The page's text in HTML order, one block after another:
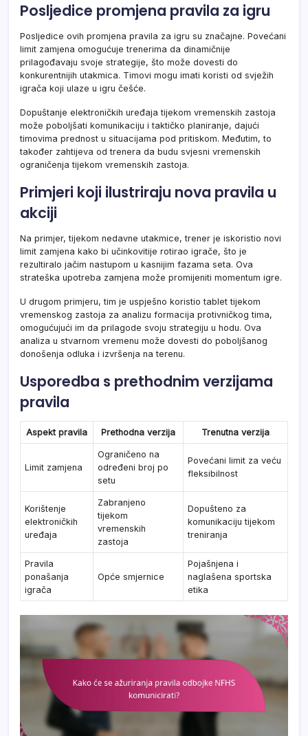
Posljedice promjena pravila za igru
Posljedice ovih promjena pravila za igru su značajne. Povećani
limit zamjena omogućuje trenerima da dinamičnije
prilagođavaju svoje strategije, što može dovesti do
konkurentnijih utakmica. Timovi mogu imati koristi od svježih
igrača koji ulaze u igru češće.
Dopuštanje elektroničkih uređaja tijekom vremenskih zastoja
može poboljšati komunikaciju i taktičko planiranje, dajući
timovima prednost u situacijama pod pritiskom. Međutim, to
također zahtijeva od trenera da budu svjesni vremenskih
ograničenja tijekom vremenskih zastoja.
Primjeri koji ilustriraju nova pravila u
akciji
Na primjer, tijekom nedavne utakmice, trener je iskoristio novi
limit zamjena kako bi učinkovitije rotirao igrače, što je
rezultiralo jačim nastupom u kasnijim fazama seta. Ova
strateška upotreba zamjena može promijeniti momentum igre.
U drugom primjeru, tim je uspješno koristio tablet tijekom
vremenskog zastoja za analizu formacija protivničkog tima,
omogućujući im da prilagode svoju strategiju u hodu. Ova
analiza u stvarnom vremenu može dovesti do poboljšanog
donošenja odluka i izvršenja na terenu.
Usporedba s prethodnim verzijama
pravila
Aspekt pravila Prethodna verzija Trenutna verzija
Limit zamjena
Ograničeno na
određeni broj po
setu
Povećani limit za veću
fleksibilnost
Korištenje
elektroničkih
uređaja
Zabranjeno
tijekom
vremenskih
zastoja
Dopušteno za
komunikaciju tijekom
treniranja
Pravila
ponašanja
igrača
Opće smjernice
Pojašnjena i
naglašena sportska
etika